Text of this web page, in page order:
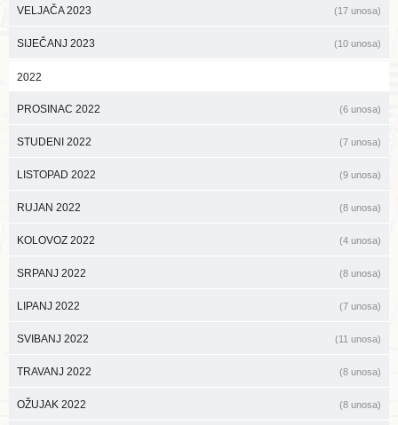
VELJAČA 2023 (17 unosa)
SIJEČANJ 2023 (10 unosa)
2022
PROSINAC 2022 (6 unosa)
STUDENI 2022 (7 unosa)
LISTOPAD 2022 (9 unosa)
RUJAN 2022 (8 unosa)
KOLOVOZ 2022 (4 unosa)
SRPANJ 2022 (8 unosa)
LIPANJ 2022 (7 unosa)
SVIBANJ 2022 (11 unosa)
TRAVANJ 2022 (8 unosa)
OŽUJAK 2022 (8 unosa)